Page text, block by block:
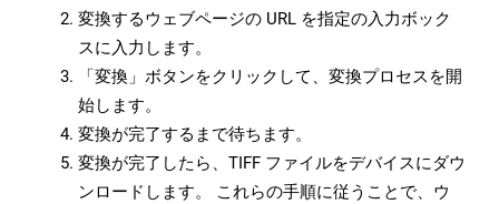
変換するウェブページの URL を指定の入力ボック
スに入力します。
「変換」ボタンをクリックして、変換プロセスを開
始します。
変換が完了するまで待ちます。
変換が完了したら、TIFF ファイルをデバイスにダウ
ンロードします。 これらの手順に従うことで、ウ